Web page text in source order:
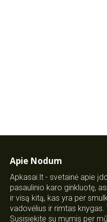
Apie Nodum
Apkasai.lt - svetainė apie
pasaulinio karo ginkluotę,
ir visą kitą, kas yra per
vadovėlius ir rimtas
Susisiekite su mumis per